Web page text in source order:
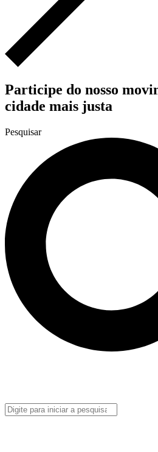
Participe do nosso
cidade mais justa
Pesquisar